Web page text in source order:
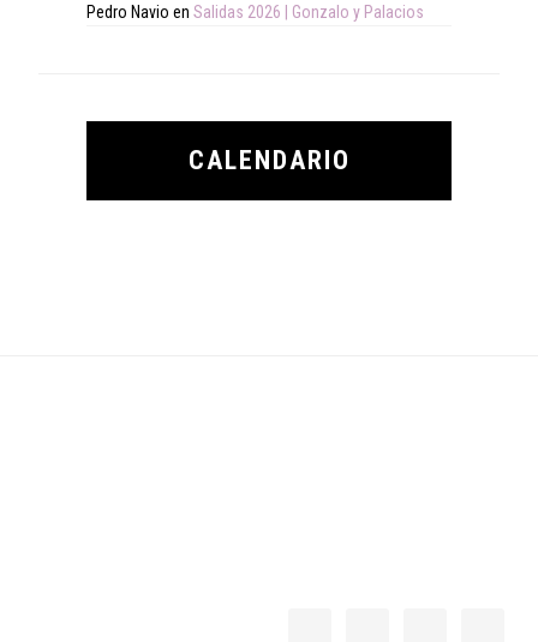
Pedro Navio en Salidas 2026 | Gonzalo y Palacios
CALENDARIO